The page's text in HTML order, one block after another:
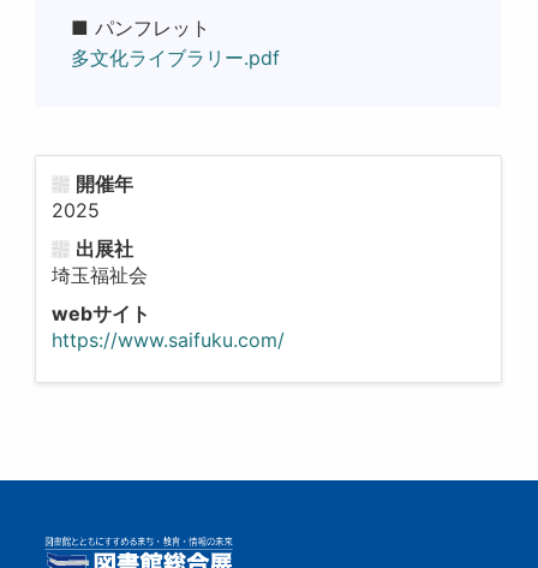
■ パンフレット
多文化ライブラリー.pdf
開催年
2025
出展社
埼玉福祉会
webサイト
https://www.saifuku.com/